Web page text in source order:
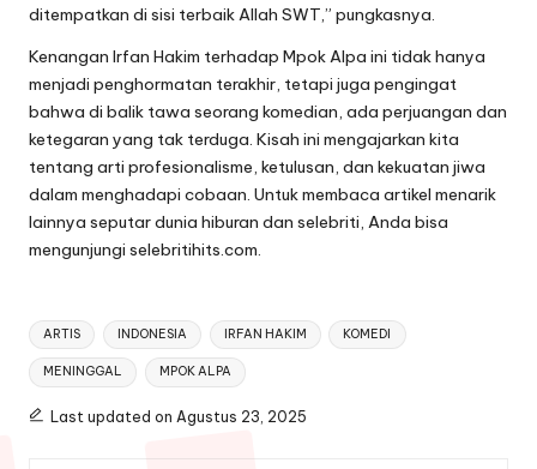
ditempatkan di sisi terbaik Allah SWT,” pungkasnya.
Kenangan Irfan Hakim terhadap Mpok Alpa ini tidak hanya
menjadi penghormatan terakhir, tetapi juga pengingat
bahwa di balik tawa seorang komedian, ada perjuangan dan
ketegaran yang tak terduga. Kisah ini mengajarkan kita
tentang arti profesionalisme, ketulusan, dan kekuatan jiwa
dalam menghadapi cobaan. Untuk membaca artikel menarik
lainnya seputar dunia hiburan dan selebriti, Anda bisa
mengunjungi selebritihits.com.
Tags:
ARTIS INDONESIA IRFAN HAKIM KOMEDI
MENINGGAL MPOK ALPA
Last updated on Agustus 23, 2025